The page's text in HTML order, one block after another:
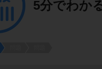
5分でわか